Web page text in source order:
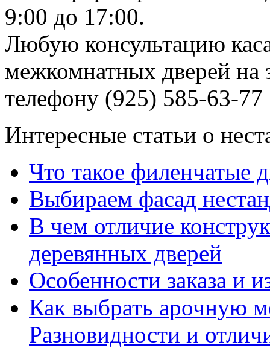
9:00 до 17:00.
Любую консультацию
межкомнатных дверей на
телефону (925) 585-63-77
Интересные статьи о
Что такое филенчатые
Выбираем фасад
В чем отличие
деревянных дверей
Особенности заказа и
Как выбрать арочную
Разновидности и